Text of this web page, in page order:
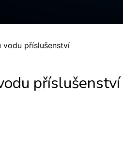
vodu příslušenství
příslušenství